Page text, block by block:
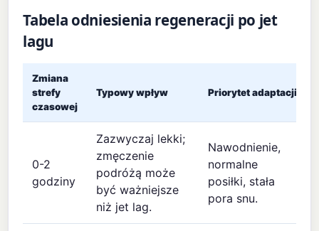
Tabela odniesienia regeneracji po jet
lagu
Zmiana
strefy
czasowej
Typowy wpływ Priorytet adaptacji
0-2
godziny
Zazwyczaj lekki;
zmęczenie
podróżą może
być ważniejsze
niż jet lag.
Nawodnienie,
normalne
posiłki, stała
pora snu.